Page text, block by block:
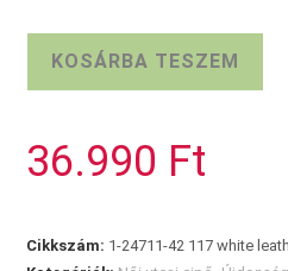
mennyiség
KOSÁRBA TESZEM
36.990 Ft
Cikkszám: 1-24711-42 117 white